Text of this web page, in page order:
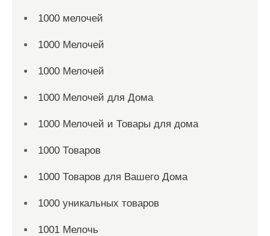
1000 мелочей
1000 Мелочей
1000 Мелочей
1000 Мелочей для Дома
1000 Мелочей и Товары для дома
1000 Товаров
1000 Товаров для Вашего Дома
1000 уникальных товаров
1001 Мелочь